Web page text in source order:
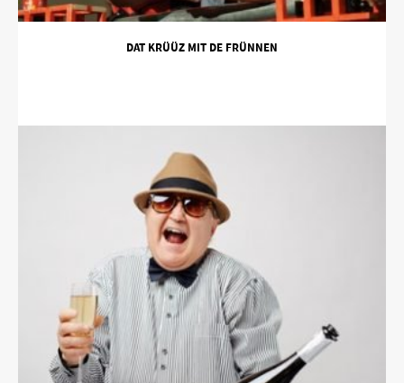
DAT KRÜÜZ MIT DE FRÜNNEN